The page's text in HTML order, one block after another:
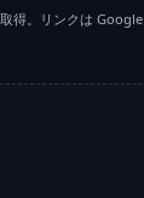
得。リンクは